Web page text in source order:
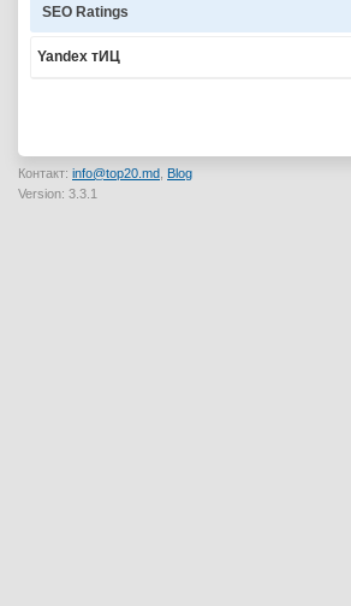
SEO Ratings
Yandex тИЦ
Контакт: info@top20.md Blog
Version: 3.3.1